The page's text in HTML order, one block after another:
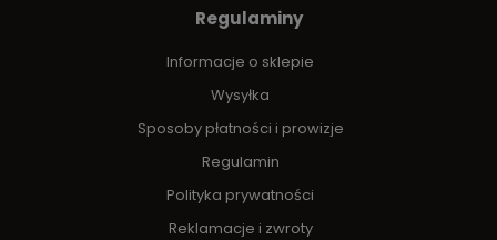
Regulaminy
Informacje o sklepie
Wysyłka
Sposoby płatności i prowizje
Regulamin
Polityka prywatności
Reklamacje i zwroty